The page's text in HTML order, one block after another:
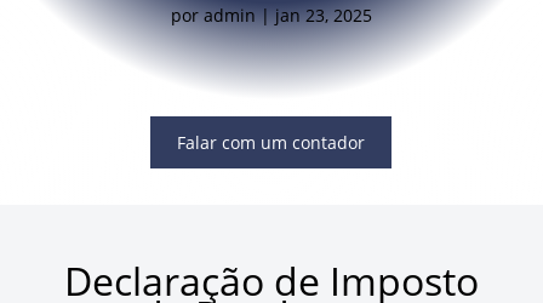
poradmin|jan 23, 2025
Falar com um contador
Declaração de Imposto